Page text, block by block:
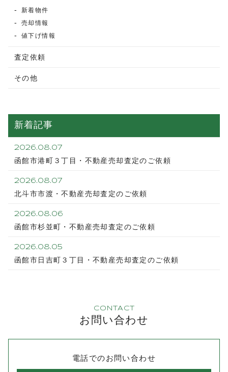
新着物件
売却情報
値下げ情報
査定依頼
その他
新着記事
2026.08.07
函館市港町３丁目・不動産売却査定のご依頼
2026.08.07
北斗市市渡・不動産売却査定のご依頼
2026.08.06
函館市杉並町・不動産売却査定のご依頼
2026.08.05
函館市日吉町３丁目・不動産売却査定のご依頼
CONTACT
お問い合わせ
電話でのお問い合わせ